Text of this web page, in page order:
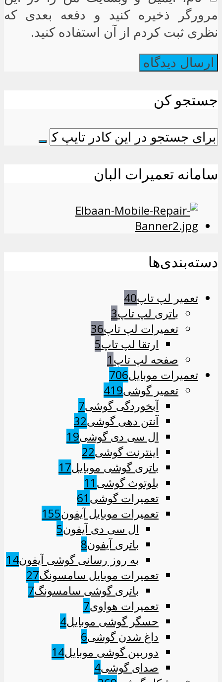
مرورگر ذخیره کنید و دفعه بعدی که
نظری ثبت کردم از آن استفاده کنید.
جستجو کن
سامانه تعمیرات البان
دسته‌بندی‌ها
تعمیر لپ تاپ40
باتری لپ تاپ3
تعمیرات لپ تاپ36
ارتقا لپ تاپ5
صفحه لپ تاپ1
تعمیرات موبایل706
تعمیر گوشی419
آبخوردگی گوشی7
آنتن دهی گوشی32
ال سی دی گوشی19
اینترنت گوشی22
باتری گوشی موبایل17
بلوتوث گوشی11
تعمیرات گوشی61
تعمیرات موبایل آیفون155
ال سی دی آیفون5
باتری آیفون8
به روز رسانی گوشی آیفون14
تعمیرات موبایل سامسونگ27
باتری گوشی سامسونگ7
تعمیرات هواوی7
حسگر گوشی موبایل4
داغ شدن گوشی6
دوربین گوشی موبایل14
صدای گوشی4